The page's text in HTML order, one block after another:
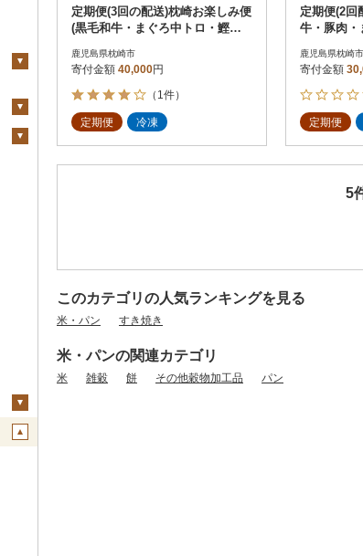
定期便(3回の配送)枕崎お楽しみ便
(黒毛和牛・まぐろ中トロ・鰹・
鹿児島県枕崎市
寄付金額 40,000円
（1件）
定期便 冷凍
定期便(2回
牛・豚肉
鹿児島県枕崎市
寄付金額
定期便
5
このカテゴリの人気ランキングを見る
米・パン すき焼き
米・パンの関連カテゴリ
米 雑穀 餅 その他穀物加工品 パン